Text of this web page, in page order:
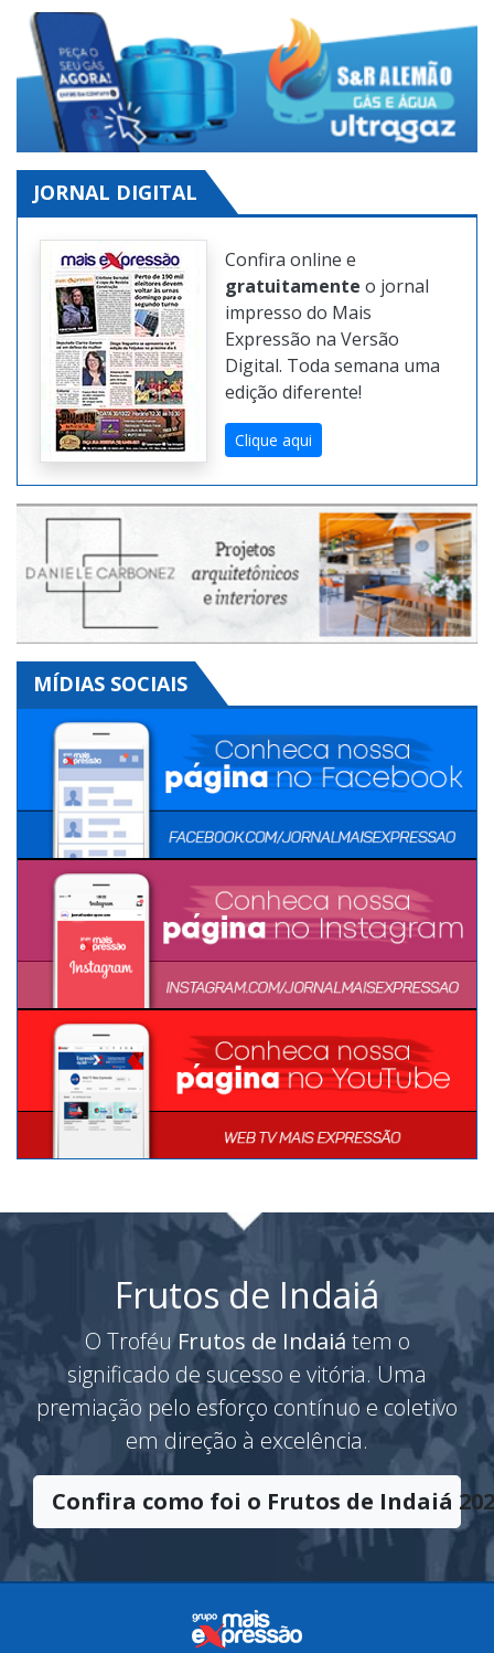
JORNAL DIGITAL
Confira online e
gratuitamenteo jornal
impresso do Mais
Expressão na Versão
Digital. Toda semana uma
MÍDIAS SOCIAIS
Frutos de Indaiá
O TroféuFrutos de Indaiátem o
significado de sucesso e vitória. Uma
premiação pelo esforço contínuo e coletivo
em direção à excelência.
Confira como foi o Frutos de Indaiá